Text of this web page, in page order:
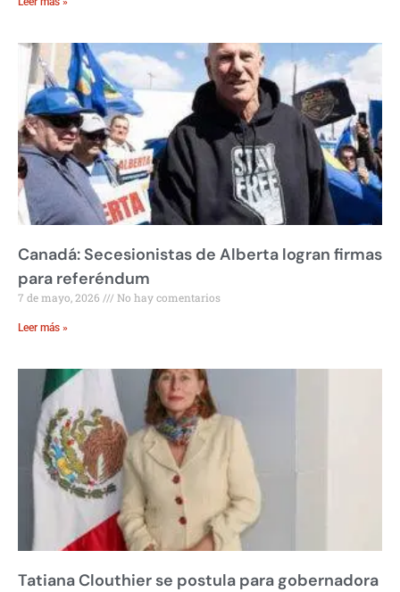
Canadá: Secesionistas de Alberta logran firmas
para referéndum
7 de mayo, 2026 No hay comentarios
Leer más »
Tatiana Clouthier se postula para gobernadora